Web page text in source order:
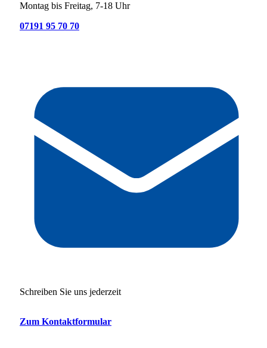
Montag bis Freitag, 7-18 Uhr
07191 95 70 70
Schreiben Sie uns jederzeit
Zum Kontaktformular